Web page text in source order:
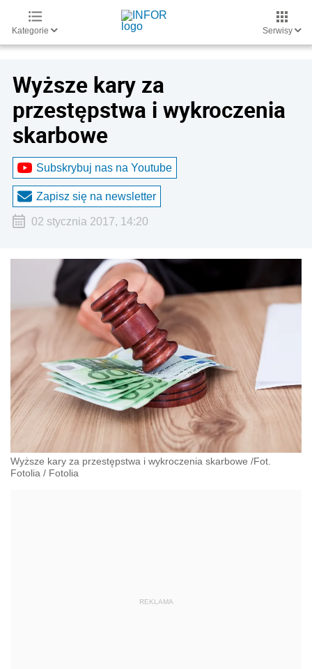
Kategorie Serwisy
Wyższe kary za
przestępstwa i wykroczenia
skarbowe
Subskrybuj nas na Youtube
Zapisz się na newsletter
02 stycznia 2017, 14:20
Wyższe kary za przestępstwa i wykroczenia skarbowe /Fot.
Fotolia / Fotolia